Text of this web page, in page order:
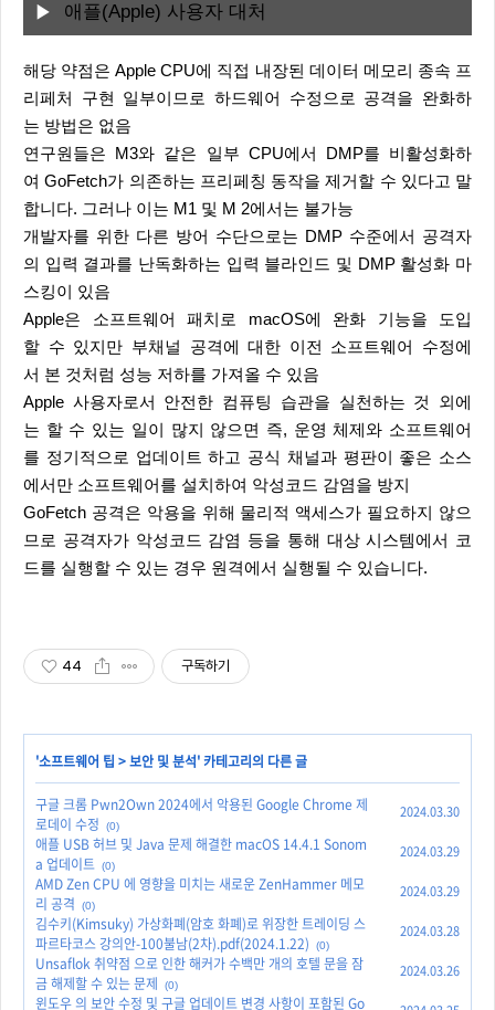
애플(Apple) 사용자 대처
해당 약점은 Apple CPU에 직접 내장된 데이터 메모리 종속 프
리페처 구현 일부이므로 하드웨어 수정으로 공격을 완화하
는 방법은 없음
연구원들은 M3와 같은 일부 CPU에서 DMP를 비활성화하
여 GoFetch가 의존하는 프리페칭 동작을 제거할 수 있다고 말
합니다. 그러나 이는 M1 및 M 2에서는 불가능
개발자를 위한 다른 방어 수단으로는 DMP 수준에서 공격자
의 입력 결과를 난독화하는 입력 블라인드 및 DMP 활성화 마
스킹이 있음
Apple은 소프트웨어 패치로 macOS에 완화 기능을 도입
할 수 있지만 부채널 공격에 대한 이전 소프트웨어 수정에
서 본 것처럼 성능 저하를 가져올 수 있음
Apple 사용자로서 안전한 컴퓨팅 습관을 실천하는 것 외에
는 할 수 있는 일이 많지 않으면 즉, 운영 체제와 소프트웨어
를 정기적으로 업데이트 하고 공식 채널과 평판이 좋은 소스
에서만 소프트웨어를 설치하여 악성코드 감염을 방지
GoFetch 공격은 악용을 위해 물리적 액세스가 필요하지 않으
므로 공격자가 악성코드 감염 등을 통해 대상 시스템에서 코
드를 실행할 수 있는 경우 원격에서 실행될 수 있습니다.
44 구독하기
'소프트웨어 팁 >보안 및 분석' 카테고리의 다른 글
구글 크롬 Pwn2Own 2024에서 악용된 Google Chrome 제
로데이 수정
(0)
2024.03.30
애플 USB 허브 및 Java 문제 해결한 macOS 14.4.1 Sonom
a 업데이트 (0)
2024.03.29
AMD Zen CPU 에 영향을 미치는 새로운 ZenHammer 메모
리 공격
(0)
2024.03.29
김수키(Kimsuky) 가상화폐(암호 화폐)로 위장한 트레이딩 스
파르타코스 강의안-100불남(2차).pdf(2024.1.22)
(0)
2024.03.28
Unsaflok 취약점 으로 인한 해커가 수백만 개의 호텔 문을 잠
금 해제할 수 있는 문제
(0)
2024.03.26
윈도우 의 보안 수정 및 구글 업데이트 변경 사항이 포함된 Go